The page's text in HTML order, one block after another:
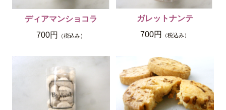
ディアマンショコラ
700円
（税込み）
ガレットナンテ
700円
（税込み）